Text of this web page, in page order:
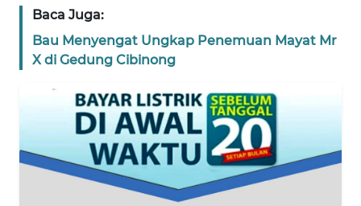
Baca Juga:
Bau Menyengat Ungkap Penemuan Mayat Mr
X di Gedung Cibinong
WN
WN